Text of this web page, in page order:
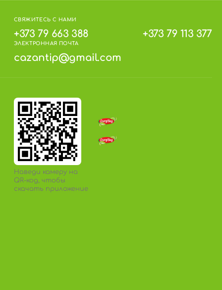
СВЯЖИТЕСЬ С НАМИ
+373 79 663 388 +373 79 113 377
ЭЛЕКТРОННАЯ ПОЧТА
cazantip@gmail.com
Наведи камеру на
QR-код, чтобы
скачать приложение